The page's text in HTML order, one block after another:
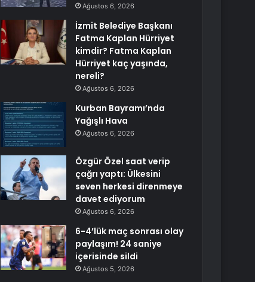
Ağustos 6, 2026
İzmit Belediye Başkanı
Fatma Kaplan Hürriyet
kimdir? Fatma Kaplan
Hürriyet kaç yaşında,
nereli?
Ağustos 6, 2026
Kurban Bayramı’nda
Yağışlı Hava
Ağustos 6, 2026
Özgür Özel saat verip
çağrı yaptı: Ülkesini
seven herkesi direnmeye
davet ediyorum
Ağustos 6, 2026
6-4’lük maç sonrası olay
paylaşım! 24 saniye
içerisinde sildi
Ağustos 5, 2026